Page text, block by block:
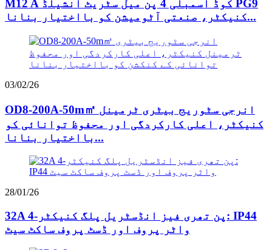
M12 A کوڈ اسمبلی 4 پن میل سٹریٹ انشیلڈ PG9
کنیکٹر، صنعتی آٹومیشن کو بااختیار بنانا...
03/02/26
OD8-200A-50m㎡ انرجی سٹوریج بیٹری ٹرمینل
کنیکٹر، اعلی کارکردگی اور محفوظ توانائی کو
بااختیار بنانا...
28/01/26
32A 4-پن تھری فیز انڈسٹریل پلگ کنیکٹر: IP44
واٹر پروف اور ڈسٹ پروف ساکٹ سیٹ